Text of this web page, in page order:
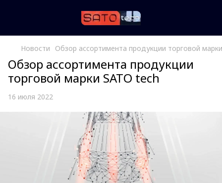
Новости Обзор ассортимента продукции торговой
Обзор ассортимента продукции
торговой марки SATO tech
16 июля 2022